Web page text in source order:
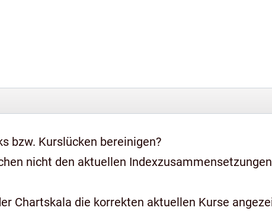
bzw. Kurslücken bereinigen?
nicht den aktuellen
Chartskala die korrekten aktuellen Kurse